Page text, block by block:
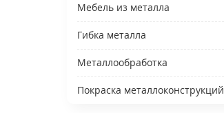
Мебель из металла
Гибка металла
Металлообработка
Покраска металлоконструкций